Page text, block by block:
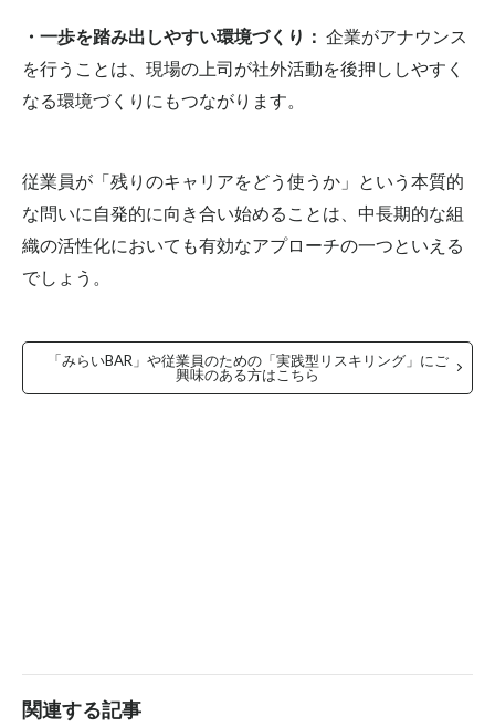
・一歩を踏み出しやすい環境づくり： 企業がアナウンス
を行うことは、現場の上司が社外活動を後押ししやすく
なる環境づくりにもつながります。
従業員が「残りのキャリアをどう使うか」という本質的
な問いに自発的に向き合い始めることは、中長期的な組
織の活性化においても有効なアプローチの一つといえる
でしょう。
「みらいBAR」や従業員のための「実践型リスキリング」にご
興味のある方はこちら
関連する記事